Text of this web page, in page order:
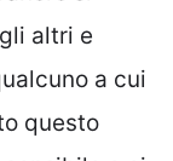
altri e
a cui
questo